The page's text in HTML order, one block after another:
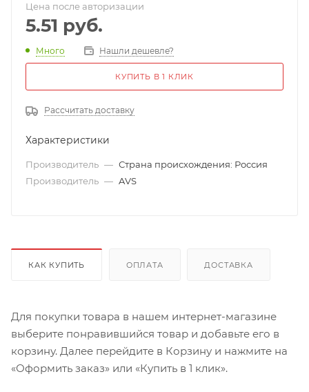
Цена после авторизации
5.51 руб.
Много Нашли дешевле?
КУПИТЬ В 1 КЛИК
Рассчитать доставку
Характеристики
Производитель — Страна происхождения: Россия
Производитель — AVS
КАК КУПИТЬ ОПЛАТА ДОСТАВКА
Для покупки товара в нашем интернет-магазине
выберите понравившийся товар и добавьте его в
корзину. Далее перейдите в Корзину и нажмите на
«Оформить заказ» или «Купить в 1 клик».